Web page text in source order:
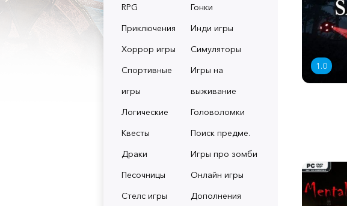
RPG
Гонки
Приключения
Инди игры
Хоррор игры
Симуляторы
Спортивные
игры
Игры на
выживание
Логические
Головоломки
Квесты
Поиск предме.
Драки
Игры про зомби
Песочницы
Онлайн игры
Стелс игры
Дополнения
1.0